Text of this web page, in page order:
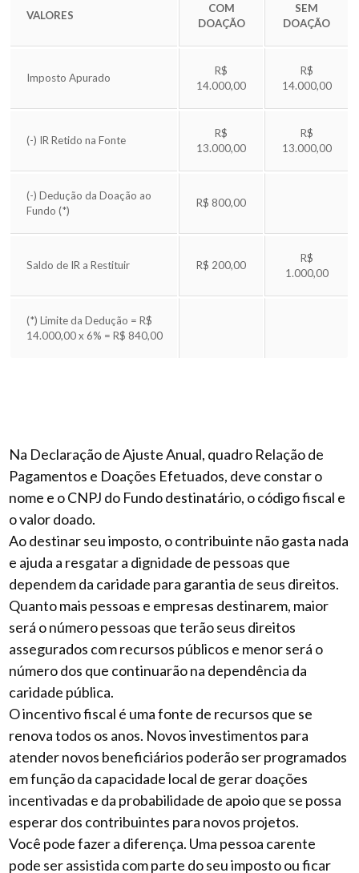
VALORES
COM
DOAÇÃO
SEM
DOAÇÃO
Imposto Apurado
R$
14.000,00
R$
14.000,00
(-) IR Retido na Fonte
R$
13.000,00
R$
13.000,00
(-) Dedução da Doação ao
Fundo (*)
R$ 800,00
Saldo de IR a Restituir R$ 200,00
R$
1.000,00
(*) Limite da Dedução = R$
14.000,00 x 6% = R$ 840,00
Na Declaração de Ajuste Anual, quadro Relação de
Pagamentos e Doações Efetuados, deve constar o
nome e o CNPJ do Fundo destinatário, o código fiscal e
o valor doado.
Ao destinar seu imposto, o contribuinte não gasta nada
e ajuda a resgatar a dignidade de pessoas que
dependem da caridade para garantia de seus direitos.
Quanto mais pessoas e empresas destinarem, maior
será o número pessoas que terão seus direitos
assegurados com recursos públicos e menor será o
número dos que continuarão na dependência da
caridade pública.
O incentivo fiscal é uma fonte de recursos que se
renova todos os anos. Novos investimentos para
atender novos beneficiários poderão ser programados
em função da capacidade local de gerar doações
incentivadas e da probabilidade de apoio que se possa
esperar dos contribuintes para novos projetos.
Você pode fazer a diferença. Uma pessoa carente
pode ser assistida com parte do seu imposto ou ficar